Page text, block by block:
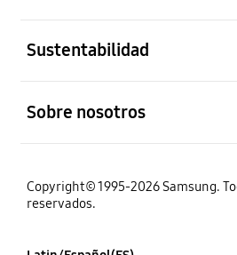
Sustentabilidad
Sobre nosotros
Copyright© 1995-2026 Samsung.
reservados.